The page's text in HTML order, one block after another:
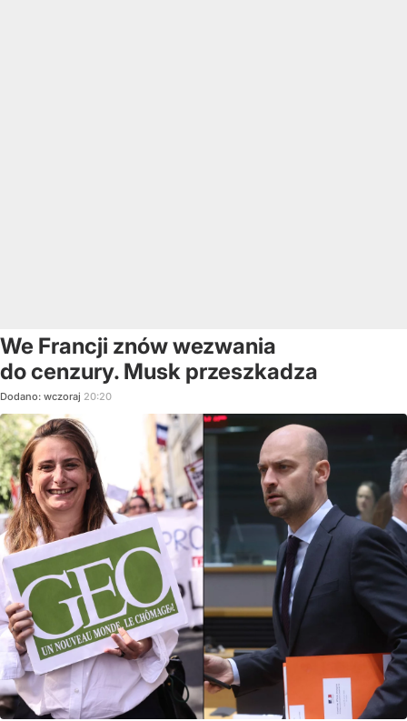
We Francji znów wezwania
do cenzury. Musk przeszkadza
Dodano: wczoraj 20:20